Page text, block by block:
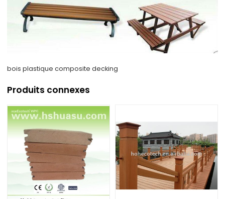
bois plastique composite decking
Produits connexes